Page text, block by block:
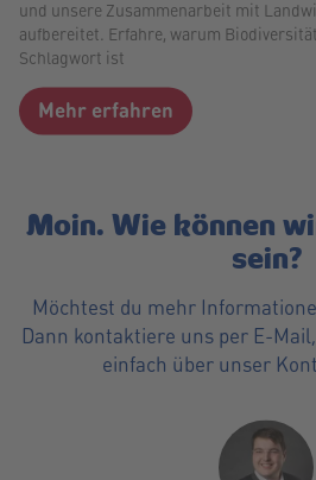
und unsere Zusammenarbeit mit
aufbereitet. Erfahre, warum
Schlagwort ist
Mehr erfahren
Moin. Wie können
sein?
Möchtest du mehr
Dann kontaktiere uns per E-
einfach über unser